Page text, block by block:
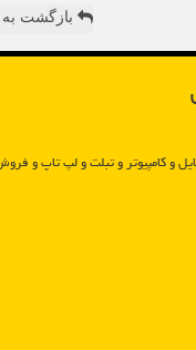
بازگشت به
و كامپیوتر و تبلت و لپ تاپ و